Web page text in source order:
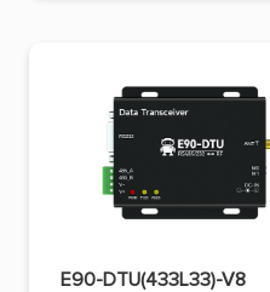
E90-DTU(433L33)-V8